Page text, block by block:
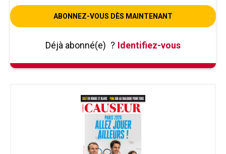
ABONNEZ-VOUS DÈS MAINTENANT
Déjà abonné(e) ? Identifiez-vous